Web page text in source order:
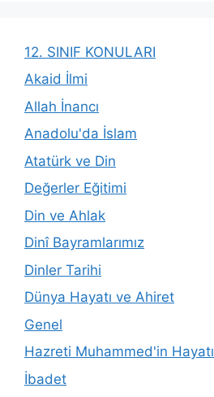
12. SINIF KONULARI
Akaid İlmi
Allah İnancı
Anadolu'da İslam
Atatürk ve Din
Değerler Eğitimi
Din ve Ahlak
Dinî Bayramlarımız
Dinler Tarihi
Dünya Hayatı ve Ahiret
Genel
Hazreti Muhammed'in Hayatı
İbadet